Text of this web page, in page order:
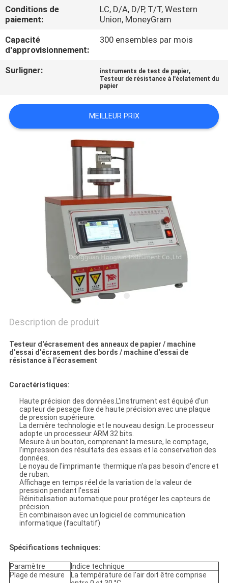
CONTACTEZ-
NOUS
DEMANDEZ
UNE
PLAN
PRIVACY
POLICY
Conditions de
paiement:
LC, D/A, D/P, T/T, Western
Union, MoneyGram
Capacité
d'approvisionnement:
300 ensembles par mois
Surligner: instruments de test de papier,
Testeur de résistance à l'éclatement du
papier
MEILLEUR PRIX
Description de produit
Testeur d'écrasement des anneaux de papier / machine
d'essai d'écrasement des bords / machine d'essai de
résistance à l'écrasement
Caractéristiques:
Haute précision des données.L'instrument est équipé d'un
capteur de pesage fixe de haute précision avec une plaque
de pression supérieure.
La dernière technologie et le nouveau design. Le processeur
adopte un processeur ARM 32 bits.
Mesure à un bouton, comprenant la mesure, le comptage,
l'impression des résultats des essais et la conservation des
données.
Le noyau de l'imprimante thermique n'a pas besoin d'encre et
de ruban.
Affichage en temps réel de la variation de la valeur de
pression pendant l'essai.
Réinitialisation automatique pour protéger les capteurs de
précision.
En combinaison avec un logiciel de communication
informatique (facultatif)
Spécifications techniques:
Paramètre
Indice technique
Plage de mesure
La température de l'air doit être comprise